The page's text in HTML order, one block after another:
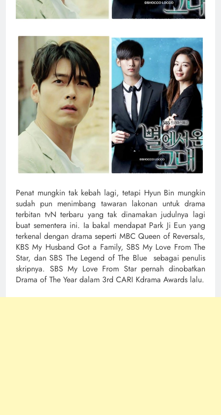
Penat mungkin tak kebah lagi, tetapi Hyun Bin mungkin
sudah pun menimbang tawaran lakonan untuk drama
terbitan tvN terbaru yang tak dinamakan judulnya lagi
buat sementera ini. Ia bakal mendapat Park Ji Eun yang
terkenal dengan drama seperti MBC Queen of Reversals,
KBS My Husband Got a Family, SBS My Love From The
Star, dan SBS The Legend of The Blue sebagai penulis
skripnya. SBS My Love From Star pernah dinobatkan
Drama of The Year dalam 3rd CARI Kdrama Awards lalu.